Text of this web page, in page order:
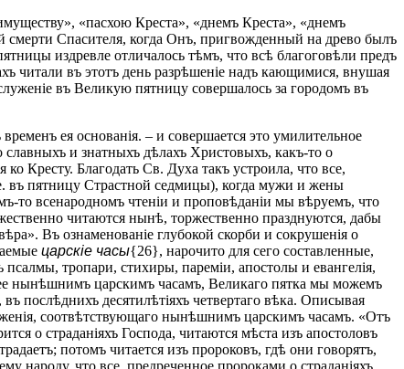
«пасхою Креста», «днемъ Креста», «днемъ
смерти Спасителя, когда Онъ, пригвожденный на древо былъ
издревле отличалось тѣмъ, что всѣ благоговѣли предъ
читали въ этотъ день разрѣшеніе надъ кающимися, внушая
въ Великую пятницу совершалось за городомъ въ
ея основанія. – и совершается это умилительное
и знатныхъ дѣлахъ Христовыхъ, какъ-то о
Кресту. Благодать Св. Духа такъ устроила, что все,
въ пятницу Страстной седмицы), когда мужи и жены
то всенародномъ чтеніи и проповѣданіи мы вѣруемъ, что
читаются нынѣ, торжественно празднуются, дабы
Въ ознаменованіе глубокой скорби и сокрушенія о
царскіе часы{26}, нарочито для сего составленные,
тропари, стихиры, пареміи, апостолы и евангелія,
нынѣшнимъ царскимъ часамъ, Великаго пятка мы можемъ
послѣднихъ десятилѣтіяхъ четвертаго вѣка. Описывая
соотвѣтствующаго нынѣшнимъ царскимъ часамъ. «Отъ
о страданіяхъ Господа, читаются мѣста изъ апостоловъ
потомъ читается изъ пророковъ, гдѣ они говорятъ,
народу, что все, предреченное пророками о страданіяхъ